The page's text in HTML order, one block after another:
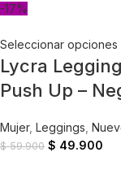
-17%
Seleccionar opciones
Lycra
Push Up –
Mujer, Leggings
$59.900 $ 49.900